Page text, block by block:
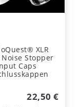
XLR
Noise Stopper
Caps
22,50 €